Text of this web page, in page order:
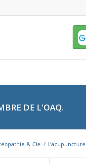
DE L'OAQ.
& Cie /